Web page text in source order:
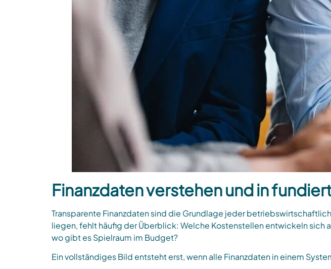
Finanzdaten verstehen und in
Transparente Finanzdaten sind die Grundlage jeder
liegen, fehlt häufig der Überblick: Welche Kostenstellen entwickeln sich
wo gibt es Spielraum im Budget?
Ein vollständiges Bild entsteht erst, wenn alle Finanzdaten in einem